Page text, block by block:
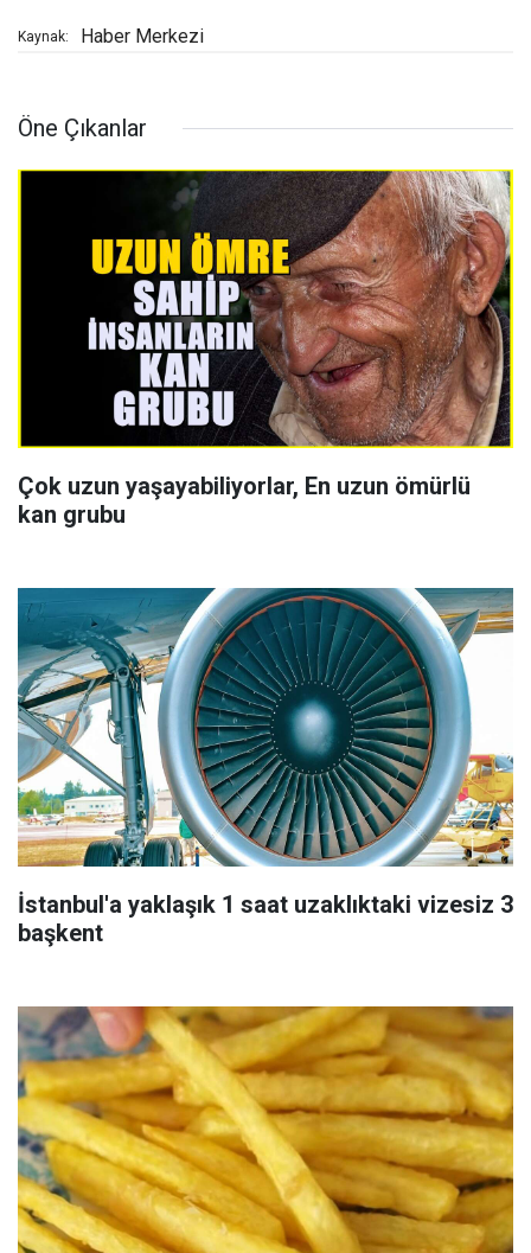
Kaynak: Haber Merkezi
Öne Çıkanlar
Çok uzun yaşayabiliyorlar, En uzun ömürlü
kan grubu
İstanbul'a yaklaşık 1 saat uzaklıktaki vizesiz 3
başkent